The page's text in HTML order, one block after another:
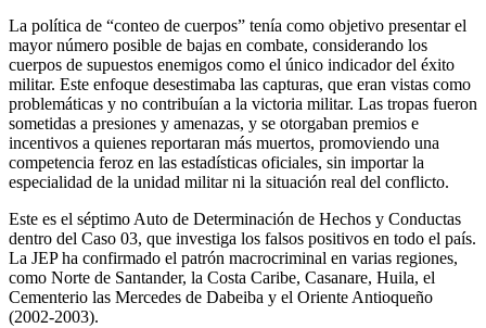
La política de “conteo de cuerpos” tenía como objetivo presentar el
mayor número posible de bajas en combate, considerando los
cuerpos de supuestos enemigos como el único indicador del éxito
militar. Este enfoque desestimaba las capturas, que eran vistas como
problemáticas y no contribuían a la victoria militar. Las tropas fueron
sometidas a presiones y amenazas, y se otorgaban premios e
incentivos a quienes reportaran más muertos, promoviendo una
competencia feroz en las estadísticas oficiales, sin importar la
especialidad de la unidad militar ni la situación real del conflicto.
Este es el séptimo Auto de Determinación de Hechos y Conductas
dentro del Caso 03, que investiga los falsos positivos en todo el país.
La JEP ha confirmado el patrón macrocriminal en varias regiones,
como Norte de Santander, la Costa Caribe, Casanare, Huila, el
Cementerio las Mercedes de Dabeiba y el Oriente Antioqueño
(2002-2003).